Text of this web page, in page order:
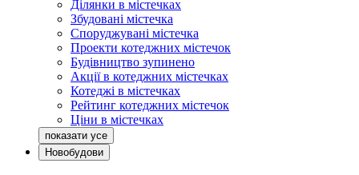
Ділянки в містечках
Збудовані містечка
Споруджувані містечка
Проекти котеджних містечок
Будівництво зупинено
Акції в котеджних містечках
Котеджі в містечках
Рейтинг котеджних містечок
Ціни в містечках
Новобудови